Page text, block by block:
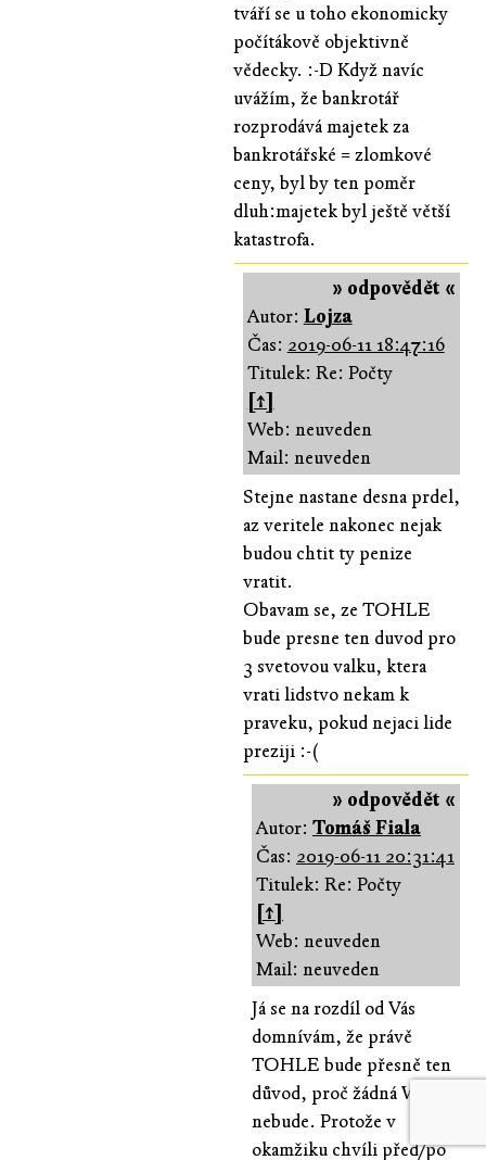
tváří se u toho ekonomicky
počítákově objektivně
vědecky. :-D Když navíc
uvážím, že bankrotář
rozprodává majetek za
bankrotářské = zlomkové
ceny, byl by ten poměr
dluh:majetek byl ještě větší
katastrofa.
» odpovědět «
Autor: Lojza
Čas: 2019-06-11 18:47:16
Titulek: Re: Počty
[↑]
Web: neuveden
Mail: neuveden
Stejne nastane desna prdel,
az veritele nakonec nejak
budou chtit ty penize
vratit.
Obavam se, ze TOHLE
bude presne ten duvod pro
3 svetovou valku, ktera
vrati lidstvo nekam k
praveku, pokud nejaci lide
preziji :-(
» odpovědět «
Autor: Tomáš Fiala
Čas: 2019-06-11 20:31:41
Titulek: Re: Počty
[↑]
Web: neuveden
Mail: neuveden
Já se na rozdíl od Vás
domnívám, že právě
TOHLE bude přesně ten
důvod, proč žádná WWIII
nebude. Protože v
okamžiku chvíli před/po